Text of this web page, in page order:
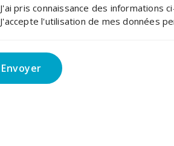
J'ai pris connaissance des informations
J'accepte l'utilisation de mes données